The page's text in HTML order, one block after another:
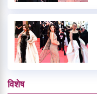
विशेष